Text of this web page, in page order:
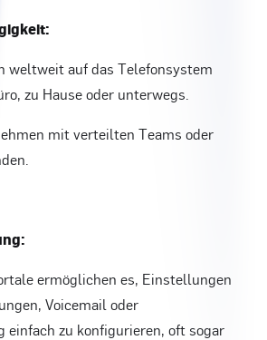
weltweit auf das Telefonsystem
zu Hause oder unterwegs.
mit verteilten Teams oder
ermöglichen es, Einstellungen
Voicemail oder
einfach zu konfigurieren, oft sogar